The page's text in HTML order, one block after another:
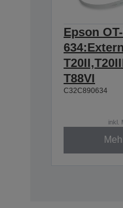
Epson
T88VI
C32C890634
inkl.